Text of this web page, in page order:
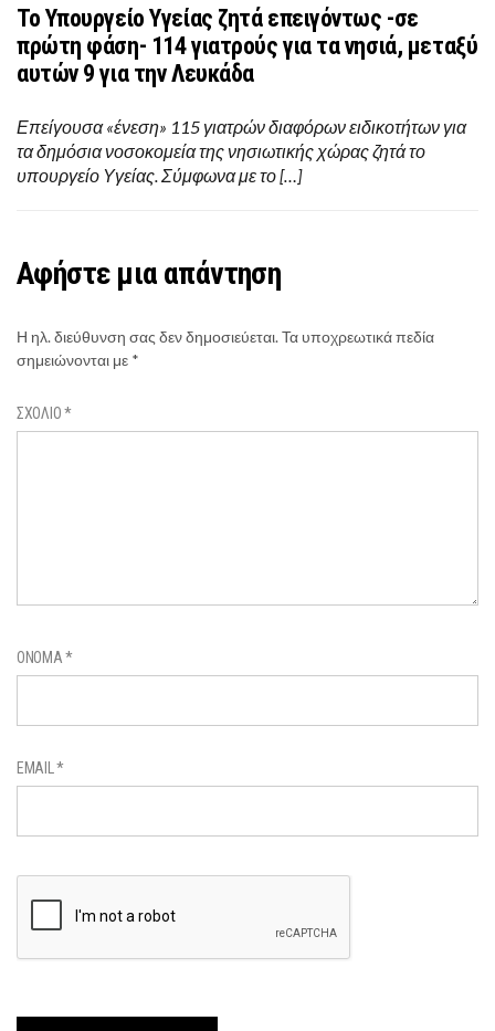
To Υπουργείο Υγείας ζητά επειγόντως -σε
πρώτη φάση- 114 γιατρούς για τα νησιά, μεταξύ
αυτών 9 για την Λευκάδα
Επείγουσα «ένεση» 115 γιατρών διαφόρων ειδικοτήτων για
τα δημόσια νοσοκομεία της νησιωτικής χώρας ζητά το
υπουργείο Υγείας. Σύμφωνα με το […]
Αφήστε μια απάντηση
Η ηλ. διεύθυνση σας δεν δημοσιεύεται.Τα υποχρεωτικά πεδία
σημειώνονται με *
ΣΧΌΛΙΟ*
ΌΝΟΜΑ*
EMAIL*